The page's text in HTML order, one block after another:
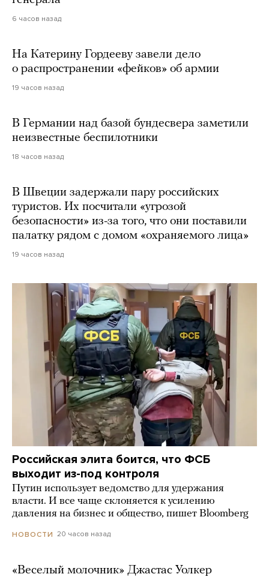
6 часов назад
На Катерину Гордееву завели дело
о распространении «фейков» об армии
19 часов назад
В Германии над базой бундесвера заметили
неизвестные беспилотники
18 часов назад
В Швеции задержали пару российских
туристов. Их посчитали «угрозой
безопасности» из-за того, что они поставили
палатку рядом с домом «охраняемого лица»
19 часов назад
Российская элита боится, что ФСБ
выходит из-под контроля
Путин использует ведомство для удержания
власти. И все чаще склоняется к усилению
давления на бизнес и общество, пишет Bloomberg
НОВОСТИ 20 часов назад
«Веселый молочник» Джастас Уолкер